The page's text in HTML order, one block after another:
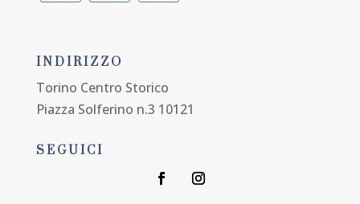
INDIRIZZO
Torino Centro Storico
Piazza Solferino n.3 10121
SEGUICI